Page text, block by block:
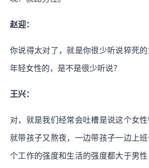
赵迎：
你说得太对了，就是你很少听说猝死
年轻女性的，是不是很少听说？
王兴：
对，就是我们经常会吐槽是说这个女
就带孩子又熬夜，一边带孩子一边上
个工作的强度和生活的强度都大于男